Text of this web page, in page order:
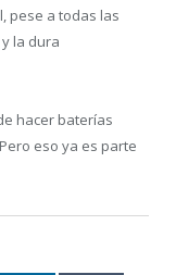
pese a todas las
la dura
hacer baterías
eso ya es parte